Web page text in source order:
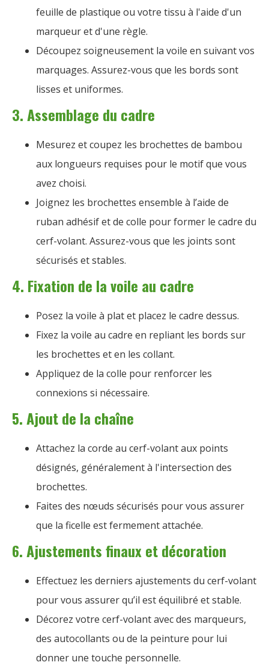
feuille de plastique ou votre tissu à l'aide d'un
marqueur et d'une règle.
Découpez soigneusement la voile en suivant vos
marquages. Assurez-vous que les bords sont
lisses et uniformes.
3. Assemblage du cadre
Mesurez et coupez les brochettes de bambou
aux longueurs requises pour le motif que vous
avez choisi.
Joignez les brochettes ensemble à l’aide de
ruban adhésif et de colle pour former le cadre du
cerf-volant. Assurez-vous que les joints sont
sécurisés et stables.
4. Fixation de la voile au cadre
Posez la voile à plat et placez le cadre dessus.
Fixez la voile au cadre en repliant les bords sur
les brochettes et en les collant.
Appliquez de la colle pour renforcer les
connexions si nécessaire.
5. Ajout de la chaîne
Attachez la corde au cerf-volant aux points
désignés, généralement à l'intersection des
brochettes.
Faites des nœuds sécurisés pour vous assurer
que la ficelle est fermement attachée.
6. Ajustements finaux et décoration
Effectuez les derniers ajustements du cerf-volant
pour vous assurer qu’il est équilibré et stable.
Décorez votre cerf-volant avec des marqueurs,
des autocollants ou de la peinture pour lui
donner une touche personnelle.